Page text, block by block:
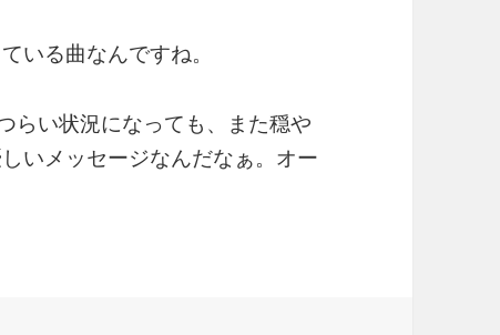
いる曲なんですね。
い状況になっても、また穏や
いメッセージなんだなぁ。オー